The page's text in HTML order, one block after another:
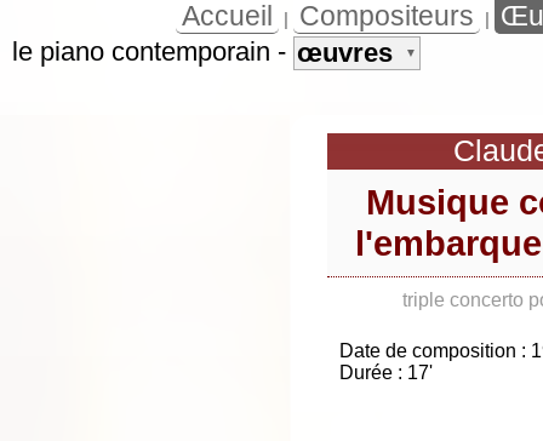
Accueil Compositeurs
Musique
triple concerto
Date de composition :
Durée : 17'
le piano contemporain - œuvres ▼